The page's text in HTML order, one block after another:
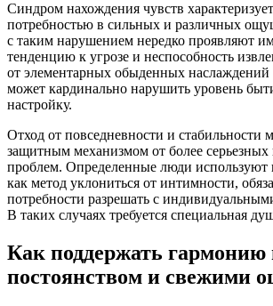
Синдром нахождения чувств
потребностью в сильных и различных
с таким нарушением нередко проявляют
тенденцию к угрозе и неспособность
от элементарных обыденных наслаждений
может кардинально нарушить уровень
настройку.
Отход от повседневности и стабильности
защитным механизмом от более серьезных
проблем. Определенные люди используют
как метод уклониться от интимности,
потребности разрешать с
В таких случаях требуется специальная
Как поддержать гармонию
постоянством и свежими